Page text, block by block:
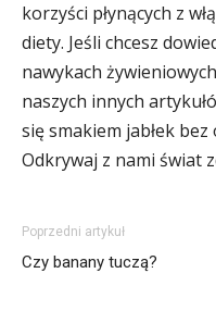
korzyści płynących z
diety. Jeśli chcesz
nawykach
naszych innych
się smakiem jabłek
Odkrywaj z nami świat
Poprzedni artykuł
Czy banany tuczą?